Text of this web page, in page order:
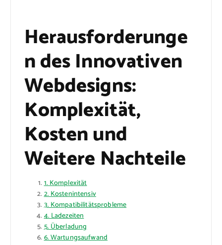
Herausforderunge
n des Innovativen
Webdesigns:
Komplexität,
Kosten und
Weitere Nachteile
1. Komplexität
2. Kostenintensiv
3. Kompatibilitätsprobleme
4. Ladezeiten
5. Überladung
6. Wartungsaufwand